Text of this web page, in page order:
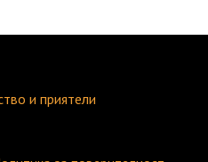
и приятели